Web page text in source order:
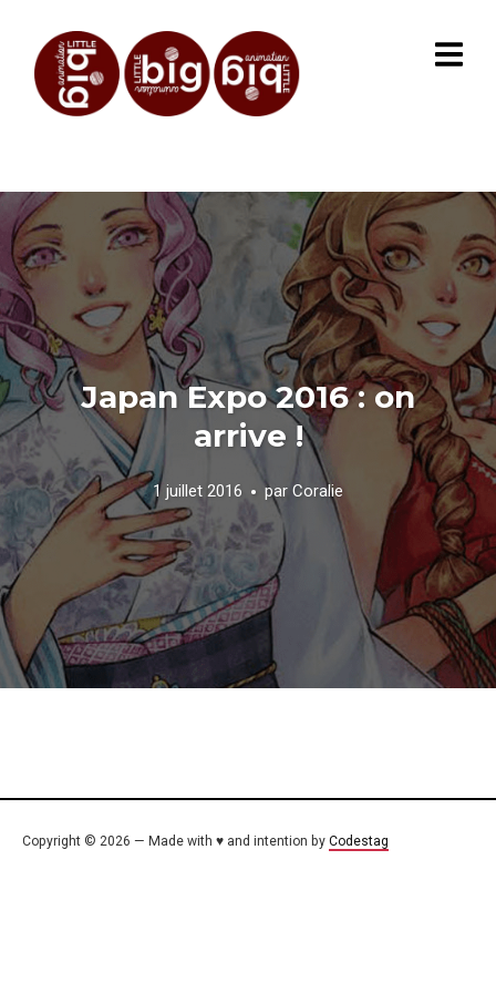
Japan Expo 2016 : on
arrive !
1 juillet 2016 par Coralie
Copyright © 2026 — Made with ♥ and intention by Codestag